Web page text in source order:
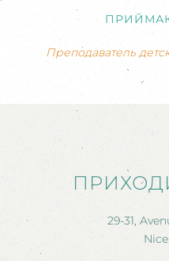
Преподаватель
29-31,